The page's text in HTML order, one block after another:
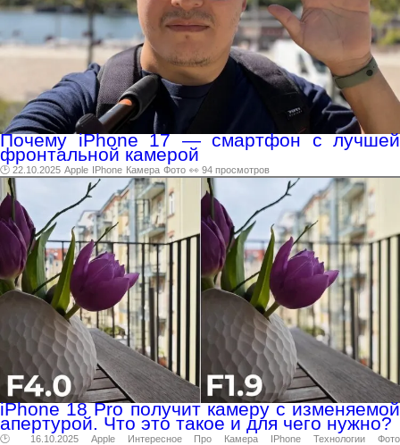
Почему iPhone 17 — смартфон с лучшей
фронтальной камерой
🕑 22.10.2025 Apple IPhone Камера Фото 👀 94 просмотров
iPhone 18 Pro получит камеру с изменяемой
апертурой. Что это такое и для чего нужно?
🕑 16.10.2025 Apple Интересное Про Камера IPhone Технологии
Фото